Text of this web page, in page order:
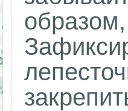
образом,